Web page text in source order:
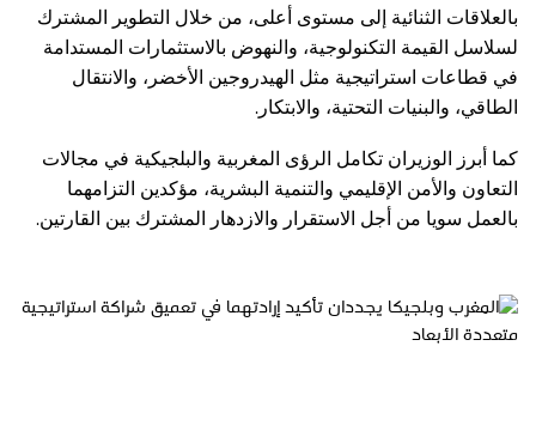
بالعلاقات الثنائية إلى مستوى أعلى، من خلال التطوير المشترك
لسلاسل القيمة التكنولوجية، والنهوض بالاستثمارات المستدامة
في قطاعات استراتيجية مثل الهيدروجين الأخضر، والانتقال
الطاقي، والبنيات التحتية، والابتكار .
كما أبرز الوزيران تكامل الرؤى المغربية والبلجيكية في مجالات
التعاون والأمن الإقليمي والتنمية البشرية، مؤكدين التزامهما
بالعمل سويا من أجل الاستقرار والازدهار المشترك بين القارتين.